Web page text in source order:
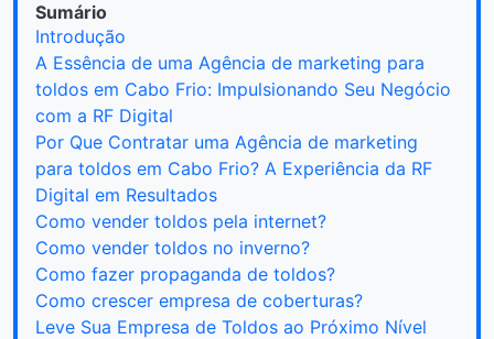
Sumário
Introdução
A Essência de uma Agência de marketing para
toldos em Cabo Frio: Impulsionando Seu Negócio
com a RF Digital
Por Que Contratar uma Agência de marketing
para toldos em Cabo Frio? A Experiência da RF
Digital em Resultados
Como vender toldos pela internet?
Como vender toldos no inverno?
Como fazer propaganda de toldos?
Como crescer empresa de coberturas?
Leve Sua Empresa de Toldos ao Próximo Nível